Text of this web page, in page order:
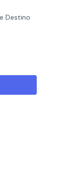
Destino